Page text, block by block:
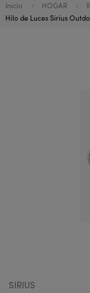
Inicio HOGAR
Hilo de Luces Sirius
SIRIUS